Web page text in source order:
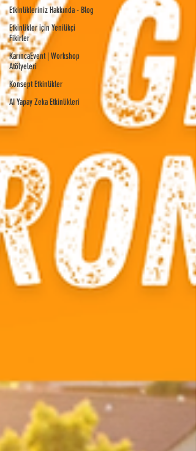
Etkinlikleriniz Hakkında - Blog
Etkinlikler için Yenilikçi
Fikirler
KarıncaEvent | Workshop
Atölyeleri
Konsept Etkinlikler
AI Yapay Zeka Etkinlikleri